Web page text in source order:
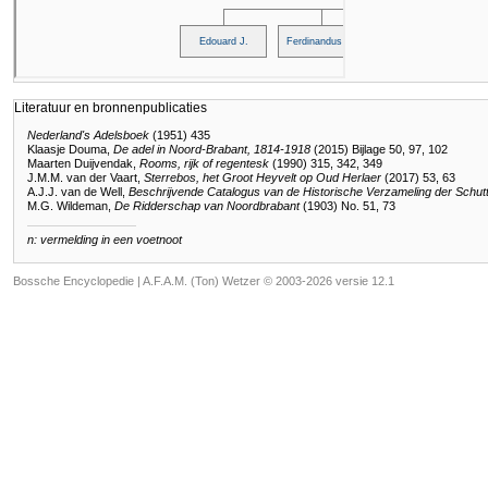
Literatuur en bronnenpublicaties
Nederland's Adelsboek (1951) 435
Klaasje Douma, De adel in Noord-Brabant, 1814-1918 (2015) Bijlage 50, 97, 102
Maarten Duijvendak, Rooms, rijk of regentesk (1990) 315, 342, 349
J.M.M. van der Vaart, Sterrebos, het Groot Heyvelt op Oud Herlaer (2017) 53, 63
A.J.J. van de Well, Beschrijvende Catalogus van de Historische Verzameling der
M.G. Wildeman, De Ridderschap van Noordbrabant(1903) No. 51, 73
n: vermelding in een voetnoot
Bossche Encyclopedie | A.F.A.M. (Ton) Wetzer © 2003-2026 versie 12.1